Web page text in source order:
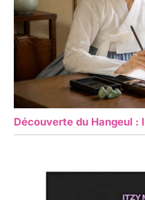
Découverte du Hangeul :